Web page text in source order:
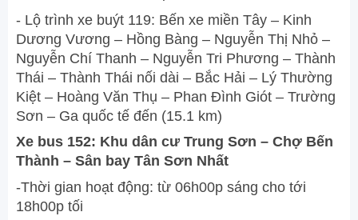
- Lộ trình xe buýt 119: Bến xe miền Tây – Kinh
Dương Vương – Hồng Bàng – Nguyễn Thị Nhỏ –
Nguyễn Chí Thanh – Nguyễn Tri Phương – Thành
Thái – Thành Thái nối dài – Bắc Hải – Lý Thường
Kiệt – Hoàng Văn Thụ – Phan Đình Giót – Trường
Sơn – Ga quốc tế đến (15.1 km)
Xe bus 152: Khu dân cư Trung Sơn – Chợ Bến
Thành – Sân bay Tân Sơn Nhất
-Thời gian hoạt động: từ 06h00p sáng cho tới
18h00p tối